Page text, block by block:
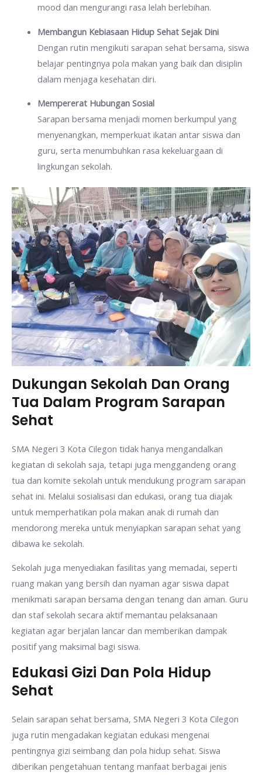
mood dan mengurangi rasa lelah berlebihan.
Membangun Kebiasaan Hidup Sehat Sejak Dini
Dengan rutin mengikuti sarapan sehat bersama, siswa
belajar pentingnya pola makan yang baik dan disiplin
dalam menjaga kesehatan diri.
Mempererat Hubungan Sosial
Sarapan bersama menjadi momen berkumpul yang
menyenangkan, memperkuat ikatan antar siswa dan
guru, serta menumbuhkan rasa kekeluargaan di
lingkungan sekolah.
Dukungan Sekolah Dan Orang
Tua Dalam Program Sarapan
Sehat
SMA Negeri 3 Kota Cilegon tidak hanya mengandalkan
kegiatan di sekolah saja, tetapi juga menggandeng orang
tua dan komite sekolah untuk mendukung program sarapan
sehat ini. Melalui sosialisasi dan edukasi, orang tua diajak
untuk memperhatikan pola makan anak di rumah dan
mendorong mereka untuk menyiapkan sarapan sehat yang
dibawa ke sekolah.
Sekolah juga menyediakan fasilitas yang memadai, seperti
ruang makan yang bersih dan nyaman agar siswa dapat
menikmati sarapan bersama dengan tenang dan aman. Guru
dan staf sekolah secara aktif memantau pelaksanaan
kegiatan agar berjalan lancar dan memberikan dampak
positif yang maksimal bagi siswa.
Edukasi Gizi Dan Pola Hidup
Sehat
Selain sarapan sehat bersama, SMA Negeri 3 Kota Cilegon
juga rutin mengadakan kegiatan edukasi mengenai
pentingnya gizi seimbang dan pola hidup sehat. Siswa
diberikan pengetahuan tentang manfaat berbagai jenis